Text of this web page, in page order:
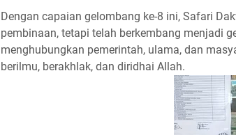
Dengan capaian gelombang ke-8 ini, Safari
pembinaan, tetapi telah berkembang menjadi
menghubungkan pemerintah, ulama, dan
berilmu, berakhlak, dan diridhai Allah.